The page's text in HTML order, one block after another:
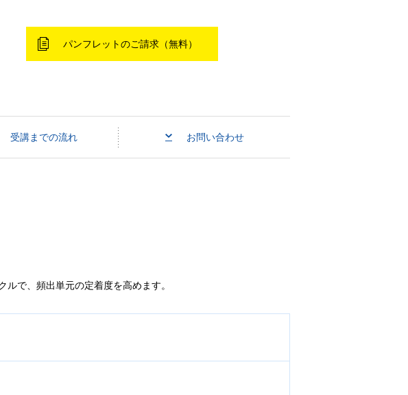
パンフレットのご請求（無料）
受講までの流れ お問い合わせ
で、頻出単元の定着度を高めます。